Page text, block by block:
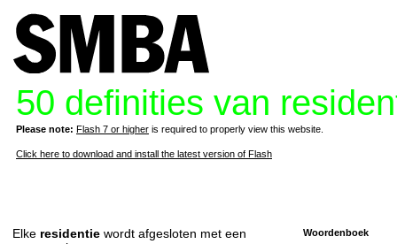
50 definities van
Please note: Flash 7 or higher is required to properly view this website.
Click here to download and install the latest version of Flash
Elke residentie wordt afgesloten met een
Woordenboek